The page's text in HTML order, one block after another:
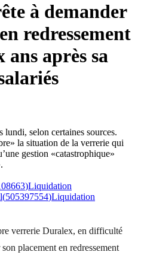
à demander
redressement
après sa
lundi, selon certaines sources.
la situation de la verrerie qui
gestion «catastrophique»
)Liquidation
(505397554)Liquidation
verrerie Duralex, en difficulté
placement en redressement